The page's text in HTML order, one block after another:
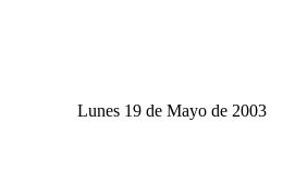
Lunes 19 de Mayo de 2003